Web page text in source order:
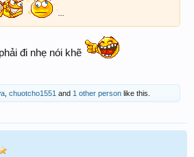
...
đi nhẹ nói khẽ
, chuotcho1551 and 1 other person like this.